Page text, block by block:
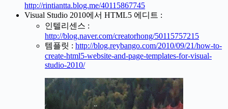
http://rintiantta.blog.me/40115867745
Visual Studio 2010에서 HTML5 에디트 :
인텔리센스 :
http://blog.naver.com/creatorhong/50115757215
템플릿 : http://blog.reybango.com/2010/09/21/how-to-
create-html5-website-and-page-templates-for-visual-
studio-2010/